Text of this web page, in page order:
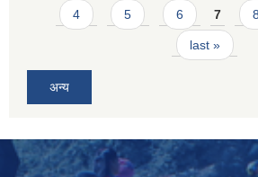
4 5 6 7 8
last »
अन्य